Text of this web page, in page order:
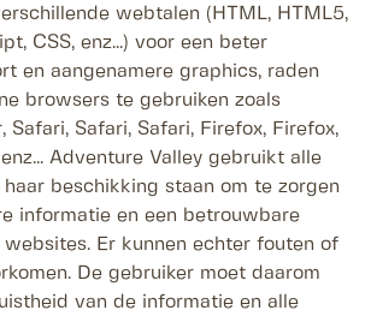
webtalen (HTML, HTML5,
CSS, enz...) voor een beter
en aangenamere graphics, raden
browsers te gebruiken zoals
Safari, Safari, Safari, Firefox, Firefox,
Adventure Valley gebruikt alle
beschikking staan om te zorgen
informatie en een betrouwbare
Er kunnen echter fouten of
De gebruiker moet daarom
van de informatie en alle